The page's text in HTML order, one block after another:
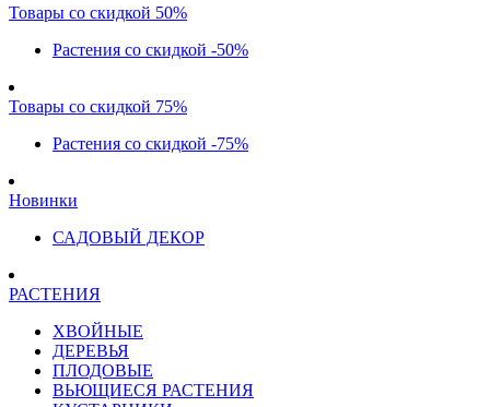
Товары со скидкой 50%
Растения со скидкой -50%
Товары со скидкой 75%
Растения со скидкой -75%
Новинки
САДОВЫЙ ДЕКОР
РАСТЕНИЯ
ХВОЙНЫЕ
ДЕРЕВЬЯ
ПЛОДОВЫЕ
ВЬЮЩИЕСЯ РАСТЕНИЯ